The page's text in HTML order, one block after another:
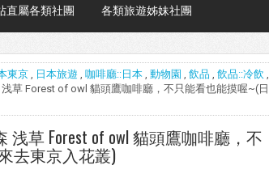
直屬各類社團 各類旅遊姊妹社團
東京 , 日本旅遊 , 咖啡廳::日本 , 動物園 , 飲品 , 飲品::冷飲 ,
草 Forest of owl 貓頭鷹咖啡廳，不只能看也能摸喔~(日
草 Forest of owl 貓頭鷹咖啡廳，不
去東京入花叢)